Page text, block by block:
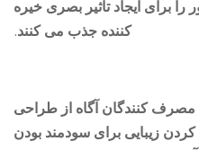
ایجاد تاثیر بصری خیره
کننده جذب می کنند.
کنندگان آگاه از طراحی
زیبایی برای سودمند بودن